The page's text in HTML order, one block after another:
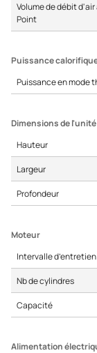
Volume de débit d'air
Point
Puissance
Puissance en mode
Dimensions de l'unité
Hauteur
Largeur
Profondeur
Moteur
Intervalle d’entretien
Nb de cylindres
Capacité
Alimentation